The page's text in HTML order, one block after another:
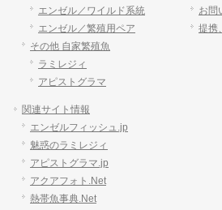
エンゼル／ワイルド系統
エンゼル／繁殖用ペア
その他 自家繁殖魚
ラミレジィ
アピストグラマ
お問
提携
関連サイト情報
エンゼルフィッシュ.jp
魅惑のラミレジィ
アピストグラマ.jp
アクアフォト.Net
熱帯魚事典.Net